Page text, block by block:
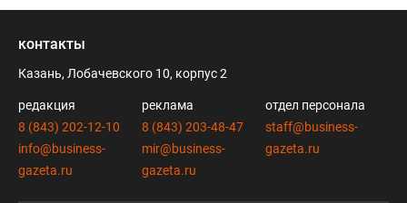
контакты
Казань, Лобачевского 10, корпус 2
редакция
8 (843) 202-12-10
info@business-
gazeta.ru
реклама
8 (843) 203-48-47
mir@business-
gazeta.ru
отдел персонала
staff@business-
gazeta.ru